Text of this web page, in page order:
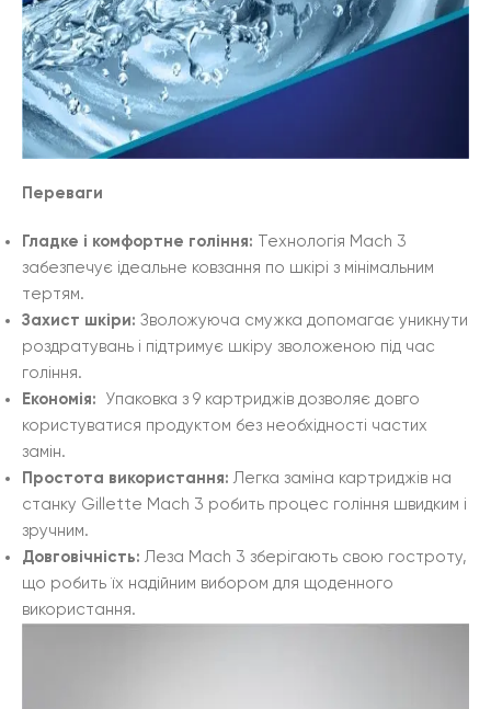
Переваги
Гладке і комфортне гоління: Технологія Mach 3
забезпечує ідеальне ковзання по шкірі з мінімальним
тертям.
Захист шкіри: Зволожуюча смужка допомагає уникнути
роздратувань і підтримує шкіру зволоженою під час
гоління.
Економія: Упаковка з 9 картриджів дозволяє довго
користуватися продуктом без необхідності частих
замін.
Простота використання: Легка заміна картриджів на
станку Gillette Mach 3 робить процес гоління швидким і
зручним.
Довговічність: Леза Mach 3 зберігають свою гостроту,
що робить їх надійним вибором для щоденного
використання.